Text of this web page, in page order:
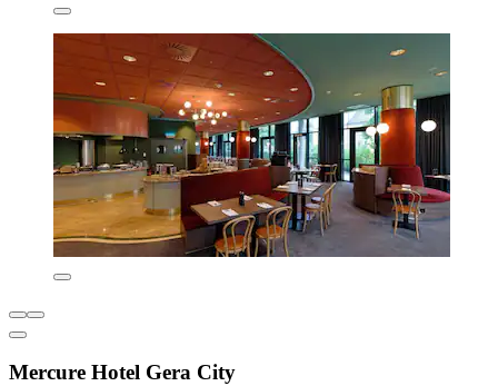
Mercure Hotel Gera City